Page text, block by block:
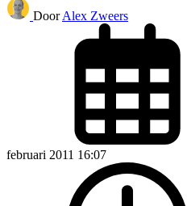
Door Alex Zweers
februari 2011 16:07